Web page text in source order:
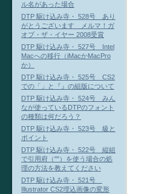
ル名があった場合
DTP 駆け込み寺・ 528号 あり
がとうございます メルマ！ガ
オブ・ザ・イヤー 2008受賞
DTP 駆け込み寺・ 527号 Intel
Macへの移行（iMacかMacPro
か）
DTP 駆け込み寺・ 525号 CS2
での「」と『』の組版について
DTP 駆け込み寺・ 524号 みん
なが使っているDTPのフォント
の種類は何だろう？
DTP 駆け込み寺・ 523号 級と
ポイント
DTP 駆け込み寺・ 522号 縦組
で引用府（""）を使う場合の処
理の方法を教えてください
DTP 駆け込み寺・ 521号
Illustrator CS2埋込画像の変形